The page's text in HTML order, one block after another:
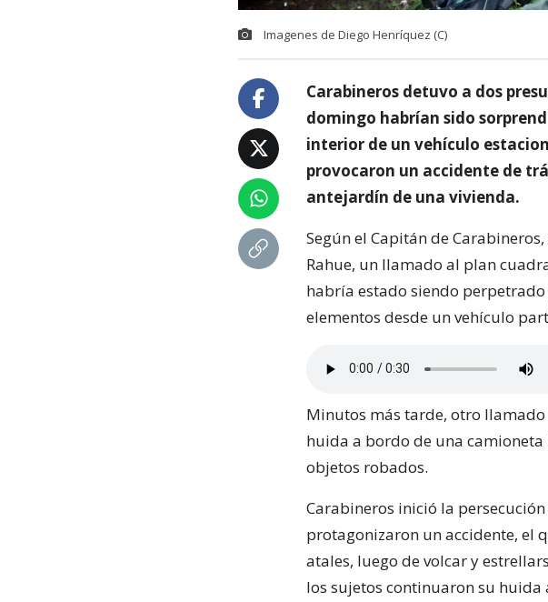
Imagenes de Diego Henríquez (C)
Carabineros detuvo a dos
domingo habrían sido
interior de un vehículo
provocaron un accidente de
antejardín de una vivienda.
Según el Capitán de
Rahue, un llamado al plan
habría estado siendo
elementos desde un vehículo
Minutos más tarde, otro
huida a bordo de una
objetos robados.
Carabineros inició la
protagonizaron un accidente, el
atales, luego de volcar y
los sujetos continuaron su